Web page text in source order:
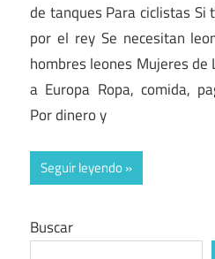
de tanques Para ciclistas Si
por el rey Se necesitan
hombres leones Mujeres
a Europa Ropa, comida,
Por dinero y
Seguir leyendo
Buscar